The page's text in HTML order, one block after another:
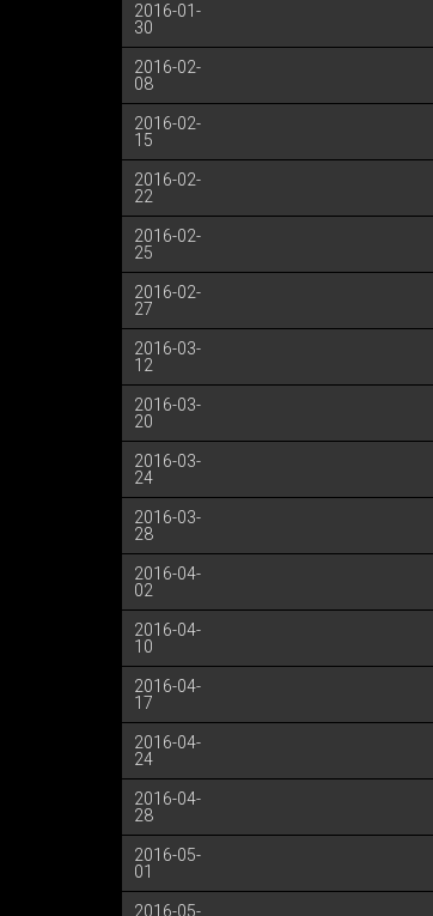
2016-01-
30
2016-02-
08
2016-02-
15
2016-02-
22
2016-02-
25
2016-02-
27
2016-03-
12
2016-03-
20
2016-03-
24
2016-03-
28
2016-04-
02
2016-04-
10
2016-04-
17
2016-04-
24
2016-04-
28
2016-05-
01
2016-05-